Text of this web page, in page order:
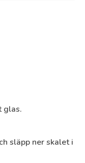
glas.
släpp ner skalet i